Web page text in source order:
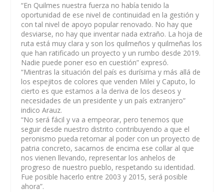
“En Quilmes nuestra fuerza no había tenido la
oportunidad de ese nivel de continuidad en la gestión y
con tal nivel de apoyo popular renovado. No hay que
desviarse, no hay que inventar nada extraño. La hoja de
ruta está muy clara y son los quilmeños y quilmeñas los
que han ratificado un proyecto y un rumbo desde 2019.
Nadie puede poner eso en cuestión” expresó.
“Mientras la situación del país es durísima y más allá de
los espejitos de colores que venden Milei y Caputo, lo
cierto es que estamos a la deriva de los deseos y
necesidades de un presidente y un país extranjero”
indico Arauz.
“No será fácil y va a empeorar, pero tenemos que
seguir desde nuestro distrito contribuyendo a que el
peronismo pueda retornar al poder con un proyecto de
patria concreto, sacarnos de encima ese collar al que
nos vienen llevando, representar los anhelos de
progreso de nuestro pueblo, respetando su identidad.
Fue posible hacerlo entre 2003 y 2015, será posible
ahora”.